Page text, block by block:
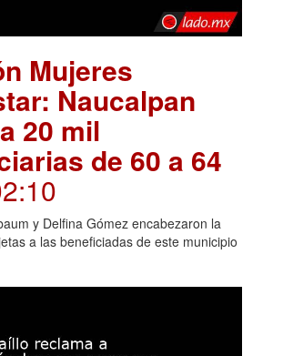
Mujeres
Naucalpan
20 mil
de 60 a 64
y Delfina Gómez encabezaron la
a las beneficiadas de este municipio